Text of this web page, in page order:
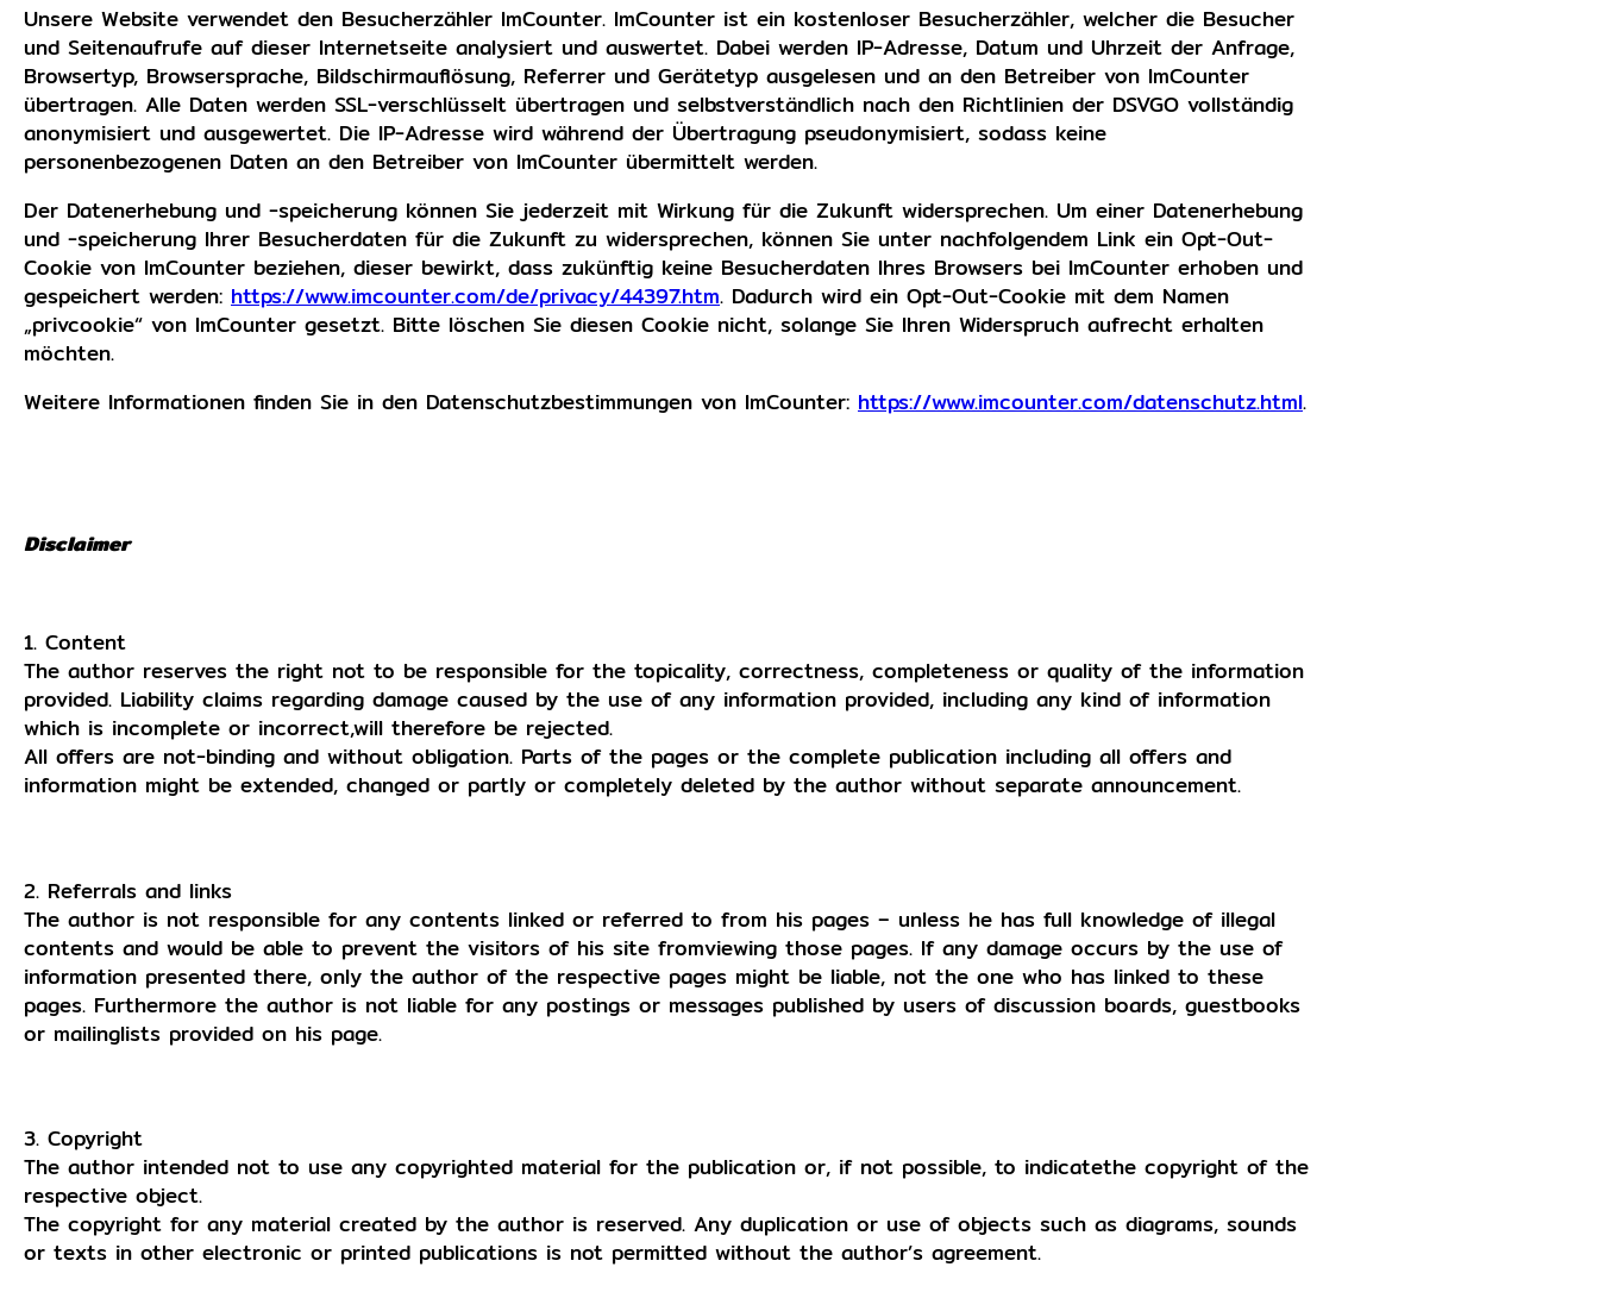
Unsere Website verwendet den Besucherzähler ImCounter. ImCounter ist ein kostenloser Besucherzähler, welcher die Besucher
und Seitenaufrufe auf dieser Internetseite analysiert und auswertet. Dabei werden IP-Adresse, Datum und Uhrzeit der Anfrage,
Browsertyp, Browsersprache, Bildschirmauflösung, Referrer und Gerätetyp ausgelesen und an den Betreiber von ImCounter
übertragen. Alle Daten werden SSL-verschlüsselt übertragen und selbstverständlich nach den Richtlinien der DSVGO vollständig
anonymisiert und ausgewertet. Die IP-Adresse wird während der Übertragung pseudonymisiert, sodass keine
personenbezogenen Daten an den Betreiber von ImCounter übermittelt werden.
Der Datenerhebung und -speicherung können Sie jederzeit mit Wirkung für die Zukunft widersprechen. Um einer Datenerhebung
und -speicherung Ihrer Besucherdaten für die Zukunft zu widersprechen, können Sie unter nachfolgendem Link ein Opt-Out-
Cookie von ImCounter beziehen, dieser bewirkt, dass zukünftig keine Besucherdaten Ihres Browsers bei ImCounter erhoben und
gespeichert werden: https://www.imcounter.com/de/privacy/44397.htm. Dadurch wird ein Opt-Out-Cookie mit dem Namen
„privcookie“ von ImCounter gesetzt. Bitte löschen Sie diesen Cookie nicht, solange Sie Ihren Widerspruch aufrecht erhalten
möchten.
Weitere Informationen finden Sie in den Datenschutzbestimmungen von ImCounter: https://www.imcounter.com/datenschutz.html.
Disclaimer
1. Content
The author reserves the right not to be responsible for the topicality, correctness, completeness or quality of the information
provided. Liability claims regarding damage caused by the use of any information provided, including any kind of information
which is incomplete or incorrect,will therefore be rejected.
All offers are not-binding and without obligation. Parts of the pages or the complete publication including all offers and
information might be extended, changed or partly or completely deleted by the author without separate announcement.
2. Referrals and links
The author is not responsible for any contents linked or referred to from his pages – unless he has full knowledge of illegal
contents and would be able to prevent the visitors of his site fromviewing those pages. If any damage occurs by the use of
information presented there, only the author of the respective pages might be liable, not the one who has linked to these
pages. Furthermore the author is not liable for any postings or messages published by users of discussion boards, guestbooks
or mailinglists provided on his page.
3. Copyright
The author intended not to use any copyrighted material for the publication or, if not possible, to indicatethe copyright of the
respective object.
The copyright for any material created by the author is reserved. Any duplication or use of objects such as diagrams, sounds
or texts in other electronic or printed publications is not permitted without the author’s agreement.